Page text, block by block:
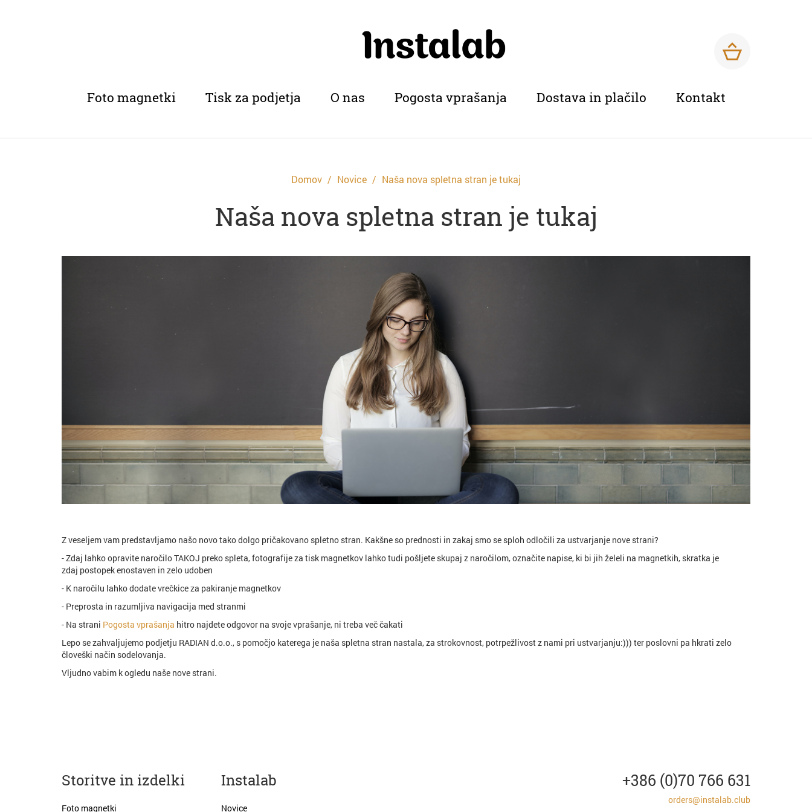
Foto magnetki Tisk za podjetja O nas Pogosta vprašanja Dostava in plačilo Kontakt
Domov Novice Naša nova spletna stran je tukaj
Naša nova spletna stran je tukaj
Z veseljem vam predstavljamo našo novo tako dolgo pričakovano spletno stran. Kakšne so prednosti in zakaj smo se sploh odločili za ustvarjanje nove strani?
- Zdaj lahko opravite naročilo TAKOJ preko spleta, fotografije za tisk magnetkov lahko tudi pošljete skupaj z naročilom, označite napise, ki bi jih želeli na magnetkih, skratka je
zdaj postopek enostaven in zelo udoben
- K naročilu lahko dodate vrečkice za pakiranje magnetkov
- Preprosta in razumljiva navigacija med stranmi
- Na strani Pogosta vprašanja hitro najdete odgovor na svoje vprašanje, ni treba več čakati
Lepo se zahvaljujemo podjetju RADIAN d.o.o., s pomočjo katerega je naša spletna stran nastala, za strokovnost, potrpežlivost z nami pri ustvarjanju:))) ter poslovni pa hkrati zelo
človeški način sodelovanja.
Vljudno vabim k ogledu naše nove strani.
Storitve in izdelki
Foto magnetki
Instalab
Novice
+386 (0)70 766 631
orders@instalab.club